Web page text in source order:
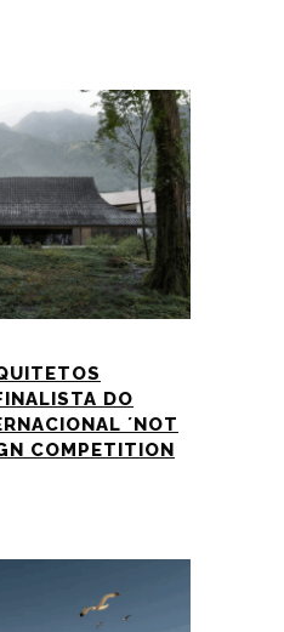
DO
´NOT
COMPETITION